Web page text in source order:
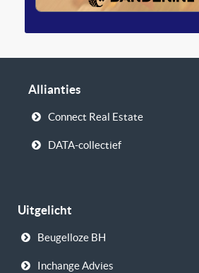
Allianties
Connect Real Estate
DATA-collectief
Uitgelicht
Beugelloze BH
Inchange Advies